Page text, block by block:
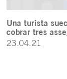
Una turista
cobrar tres
23.04.21